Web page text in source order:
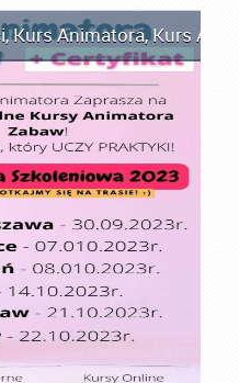
,Kurs Animatora,Kurs